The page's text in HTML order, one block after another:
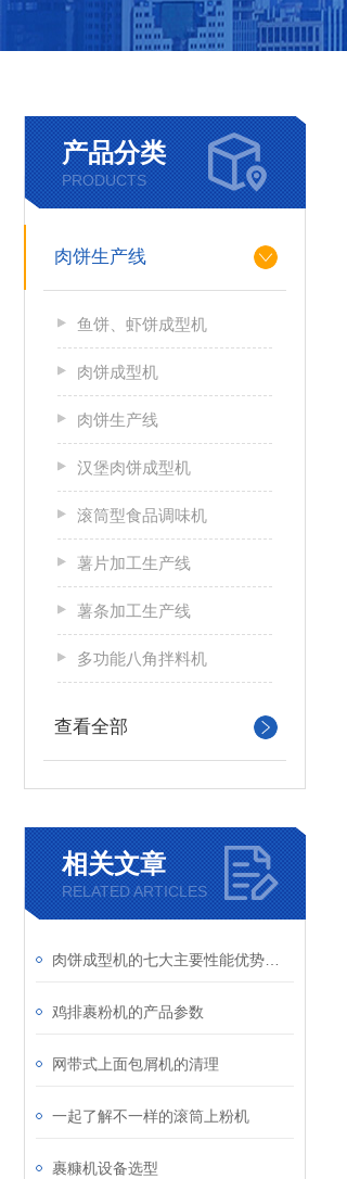
产品分类
PRODUCTS
肉饼生产线
鱼饼、虾饼成型机
肉饼成型机
肉饼生产线
汉堡肉饼成型机
滚筒型食品调味机
薯片加工生产线
薯条加工生产线
多功能八角拌料机
查看全部
相关文章
RELATED ARTICLES
鸡排裹粉机的产品参数
网带式上面包屑机的清理
一起了解不一样的滚筒上粉机
裹糠机设备选型